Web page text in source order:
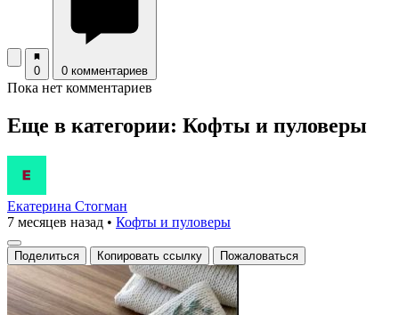
0 0 комментариев
Пока нет комментариев
Еще в категории: Кофты и пуловеры
Екатерина Стогман
7 месяцев назад • Кофты и пуловеры
Поделиться Копировать ссылку Пожаловаться